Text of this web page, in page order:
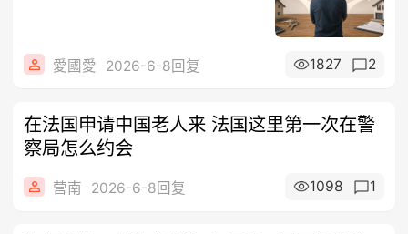
愛國愛 2026-6-8回复 1827 2
在法国申请中国老人来 法国这里第一次在警
察局怎么约会
营南 2026-6-8回复 1098 1